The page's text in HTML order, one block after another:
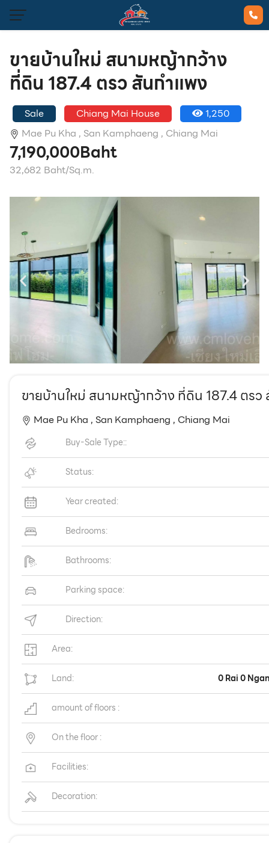
EN
TH
ขายบ้านใหม่ สนามหญ้ากว้าง
ที่ดิน 187.4 ตรว สันกำแพง
Sale Chiang Mai House
1,250
Mae Pu Kha , San Kamphaeng , Chiang Mai
7,190,000Baht
32,682 Baht/Sq.m.
ขายบ้านใหม่ สนามหญ้ากว้าง ที่ดิน 187.4 ตรว
Mae Pu Kha , San Kamphaeng , Chiang Mai
Buy-Sale Type::
Status:
Year created:
Bedrooms:
Bathrooms:
Parking space:
Direction:
Area:
Land: 0 Rai 0
amount of floors :
On the floor :
Facilities:
Decoration: